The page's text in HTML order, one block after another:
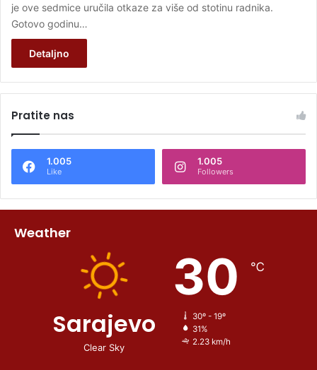
je ove sedmice uručila otkaze za više od stotinu radnika.
Gotovo godinu…
Detaljno
Pratite nas
1.005
Like
1.005
Followers
Weather
Sarajevo
Clear Sky
30 ℃
30º - 19º
31%
2.23 km/h